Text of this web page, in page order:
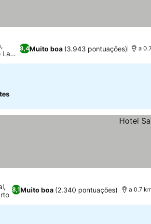
8,4Muito boa (3.943 pontuações) a
8,1Muito boa (2.340 pontuações) a 0.7